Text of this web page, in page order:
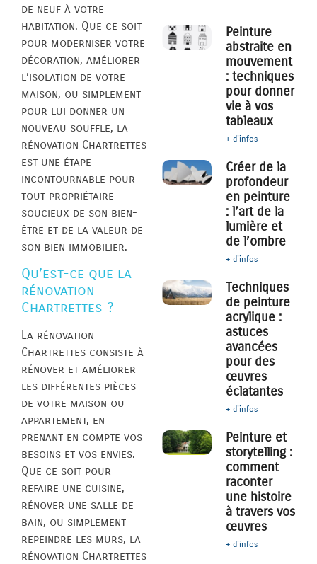
de neuf à votre
habitation. Que ce soit
pour moderniser votre
décoration, améliorer
l’isolation de votre
maison, ou simplement
pour lui donner un
nouveau souffle, la
rénovation Chartrettes
est une étape
incontournable pour
tout propriétaire
soucieux de son bien-
être et de la valeur de
son bien immobilier.
Qu’est-ce que la
rénovation
Chartrettes ?
La rénovation
Chartrettes consiste à
rénover et améliorer
les différentes pièces
de votre maison ou
appartement, en
prenant en compte vos
besoins et vos envies.
Que ce soit pour
refaire une cuisine,
rénover une salle de
bain, ou simplement
repeindre les murs, la
rénovation Chartrettes
Peinture
abstraite en
mouvement
: techniques
pour donner
vie à vos
tableaux
+ d'infos
Créer de la
profondeur
en peinture
: l’art de la
lumière et
de l’ombre
+ d'infos
Techniques
de peinture
acrylique :
astuces
avancées
pour des
œuvres
éclatantes
+ d'infos
Peinture et
storytelling :
comment
raconter
une histoire
à travers vos
œuvres
+ d'infos